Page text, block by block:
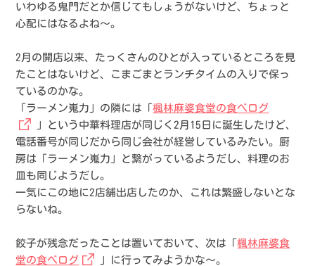
いわゆる鬼門だとか信じてもしょうがないけど、ちょっと
心配にはなるよね〜。
2月の開店以来、たっくさんのひとが入っているところを見
たことはないけど、こまごまとランチタイムの入りで保っ
ているのかな。
「ラーメン嵬力」の隣には「楓林麻婆食堂の食べログ
」という中華料理店が同じく2月15日に誕生したけど、
電話番号が同じだから同じ会社が経営しているみたい。厨
房は「ラーメン嵬力」と繋がっているようだし、料理のお
皿も同じようだし。
一気にこの地に2店舗出店したのか、これは繁盛しないとな
らないね。
餃子が残念だったことは置いておいて、次は「楓林麻婆食
堂の食べログ
」に行ってみようかな〜。